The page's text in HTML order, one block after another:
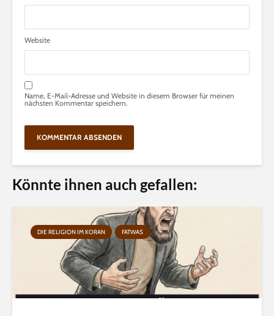
Website
Name, E-Mail-Adresse und Website in diesem Browser für meinen
nächsten Kommentar speichern.
Könnte ihnen auch gefallen:
DIE RELIGION IM KORAN FATWAS